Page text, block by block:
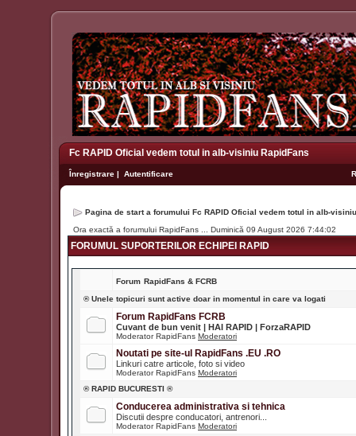
Fc RAPID Oficial vedem totul in alb-visiniu RapidFans
Înregistrare | Autentificare
Pagina de start a forumului Fc RAPID Oficial vedem totul in alb-
Ora exactă a forumului RapidFans ... Duminică 09 August 2026 7:44:02
FORUMUL SUPORTERILOR ECHIPEI RAPID
Forum RapidFans & FCRB
® Unele topicuri sunt active doar in momentul in care va logati
Forum RapidFans FCRB
Cuvant de bun venit | HAI RAPID | ForzaRAPID
Moderator RapidFans Moderatori
Noutati pe site-ul RapidFans .EU .RO
Linkuri catre articole, foto si video
Moderator RapidFans Moderatori
® RAPID BUCURESTI ®
Conducerea administrativa si tehnica
Discutii despre conducatori, antrenori...
Moderator RapidFans Moderatori